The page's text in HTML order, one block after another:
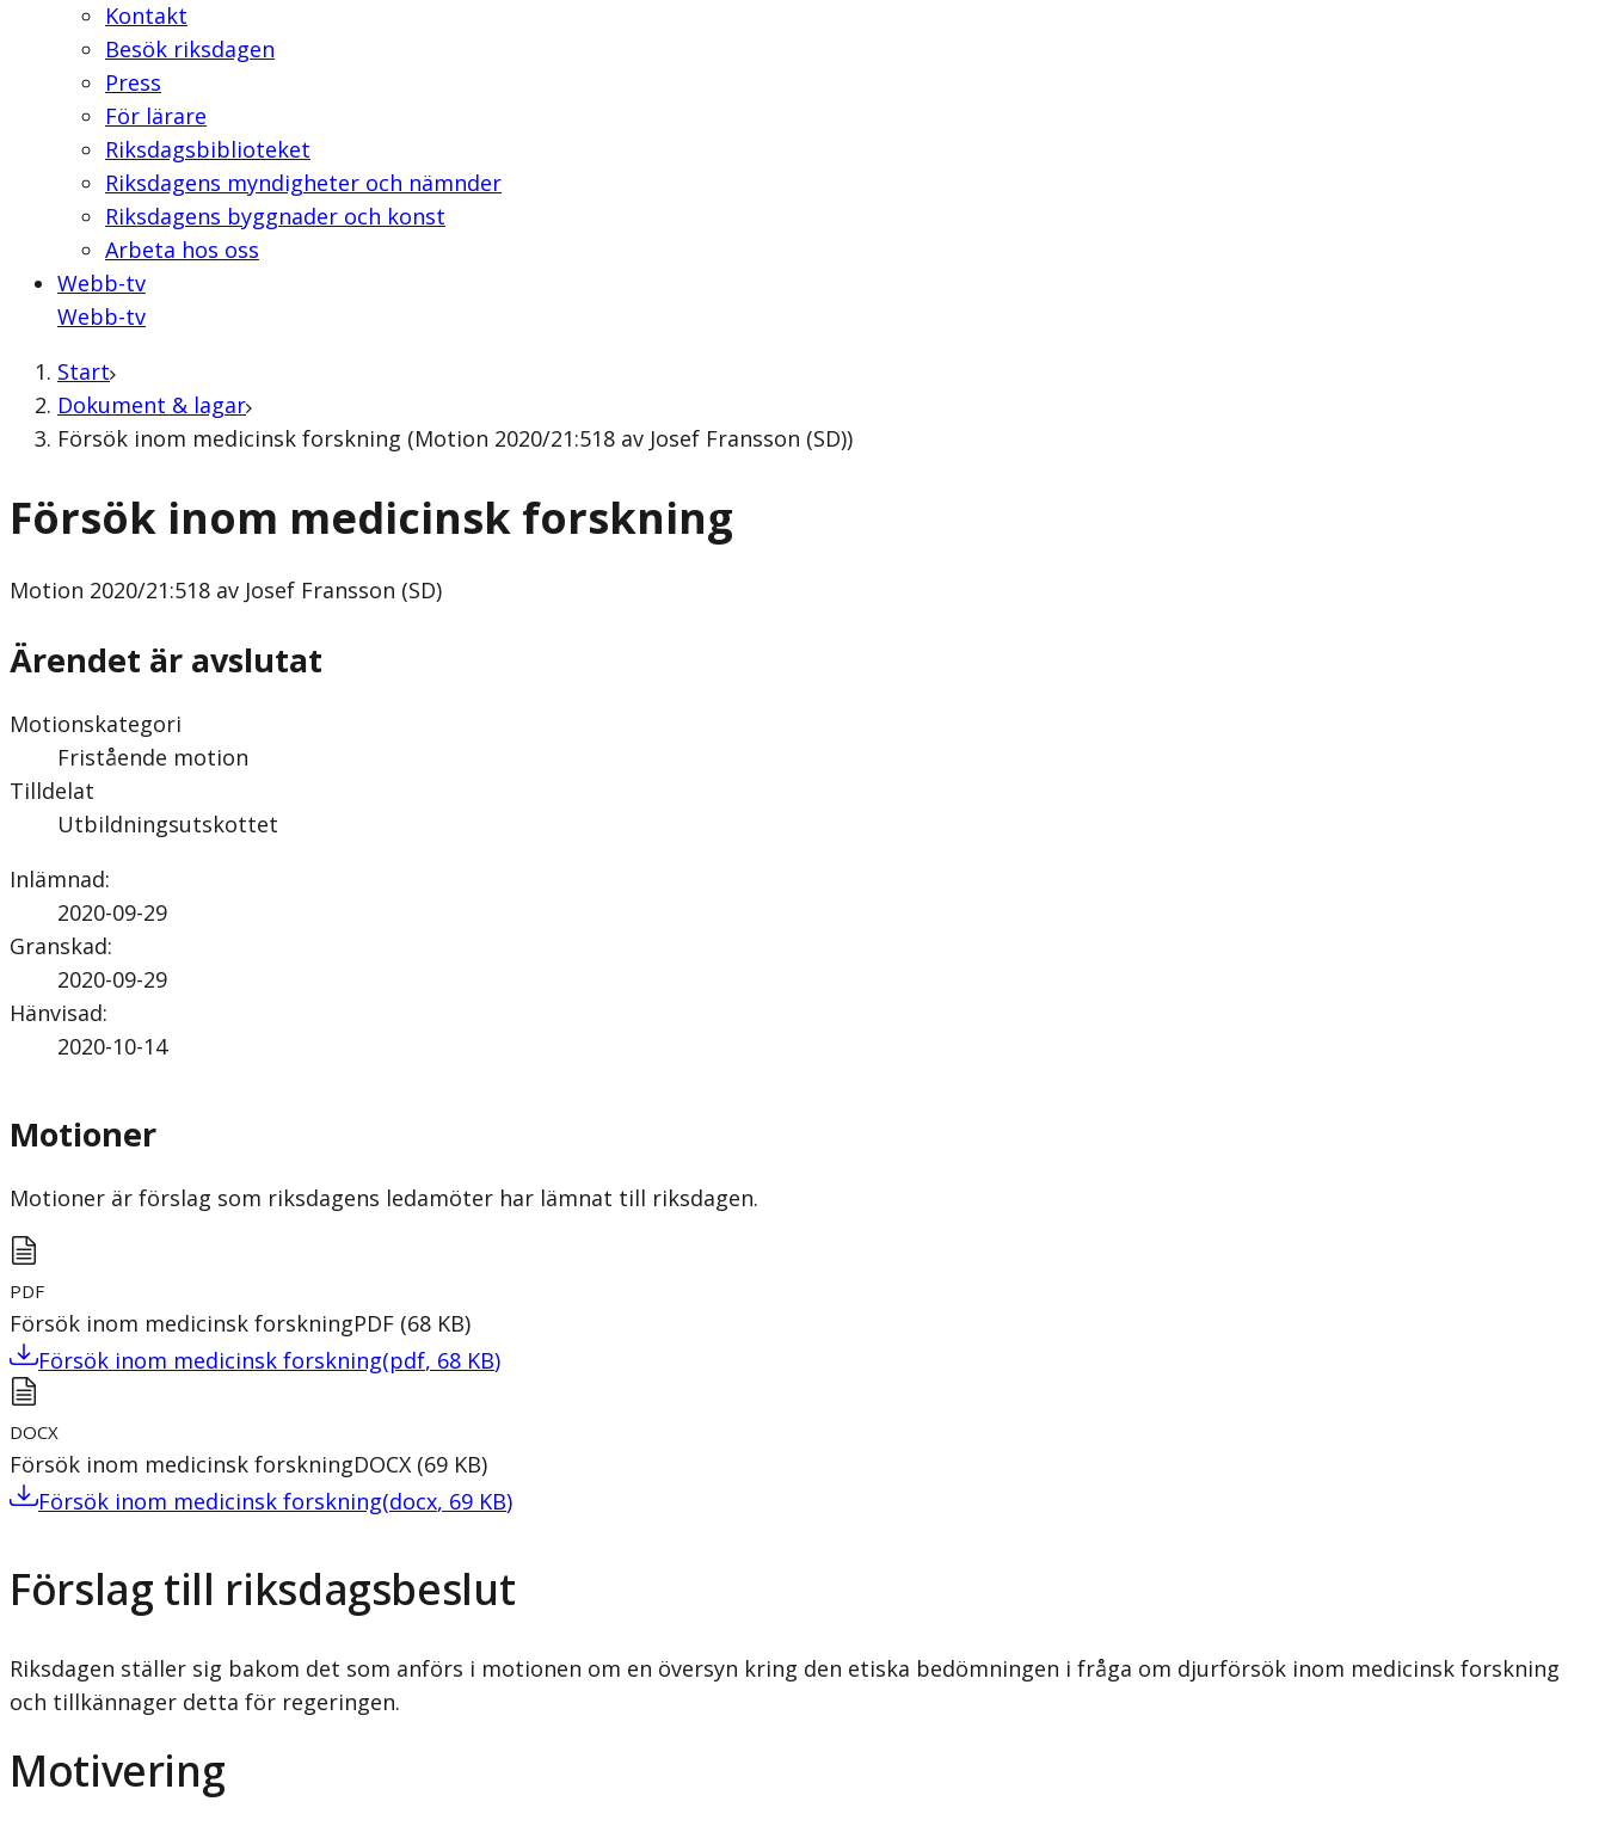
Kontakt
Besök riksdagen
Press
För lärare
Riksdagsbiblioteket
Riksdagens myndigheter och nämnder
Riksdagens byggnader och konst
Arbeta hos oss
Webb-tv
Webb-tv
Start
Dokument & lagar
Försök inom medicinsk forskning (Motion 2020/21:518 av Josef Fransson (SD))
Försök inom medicinsk forskning
Motion 2020/21:518 av Josef Fransson (SD)
Ärendet är avslutat
Motionskategori
Fristående motion
Tilldelat
Utbildningsutskottet
Inlämnad:
2020-09-29
Granskad:
2020-09-29
Hänvisad:
2020-10-14
Motioner
Motioner är förslag som riksdagens ledamöter har lämnat till riksdagen.
PDF
Försök inom medicinsk forskningPDF (68 KB)
Försök inom medicinsk forskning(pdf, 68 KB)
DOCX
Försök inom medicinsk forskningDOCX (69 KB)
Försök inom medicinsk forskning(docx, 69 KB)
Förslag till riksdagsbeslut
Riksdagen ställer sig bakom det som anförs i motionen om en översyn kring den etiska bedömningen i fråga om djurförsök inom medicinsk forskning
och tillkännager detta för regeringen.
Motivering